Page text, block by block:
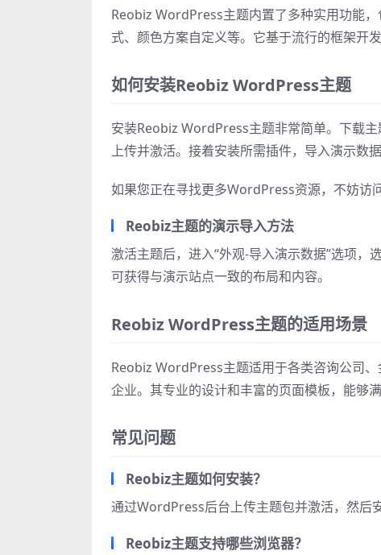
Reobiz WordPress主题内置了多种实用功能
式、颜色方案自定义等。它基于流行的框架开
如何安装Reobiz WordPress主题
安装Reobiz WordPress主题非常简单。下载
上传并激活。接着安装所需插件，导入演示数
如果您正在寻找更多WordPress资源，不妨访
Reobiz主题的演示导入方法
激活主题后，进入“外观-导入演示数据”选项
可获得与演示站点一致的布局和内容。
Reobiz WordPress主题的适用场景
Reobiz WordPress主题适用于各类咨询公司
企业。其专业的设计和丰富的页面模板，能够
常见问题
Reobiz主题如何安装？
通过WordPress后台上传主题包并激活，然后
Reobiz主题支持哪些浏览器？